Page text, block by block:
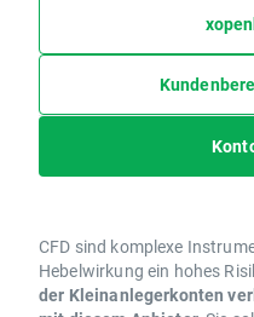
CFD sind komplexe
Hebelwirkung ein hohes
der Kleinanlegerkonten